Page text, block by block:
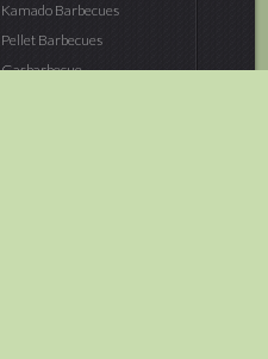
Kamado Barbecues
Pellet Barbecues
Gasbarbecue